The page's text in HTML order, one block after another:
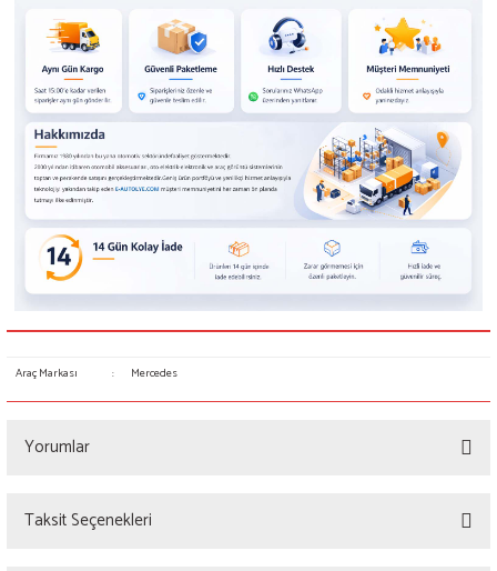
Araç Markası : Mercedes
Yorumlar
Taksit Seçenekleri